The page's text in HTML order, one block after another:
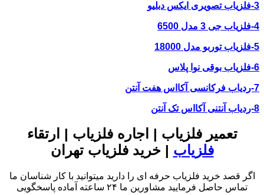
3-فلزیاب تصویری ایکس دبلیو
4-فلزیاب جی 3 مدل 6500
5-فلزیاب توربو مدل 18000
6-فلزیاب بوقی نوا پلاس
7-ردیاب فرکانسی آکااس هفت آنتن
8-ردیاب آنتنی آکااس تک آنتن
تعمیر فلزیاب | اجاره فلزیاب | ارتقاء
فلزیاب | خرید فلزیاب تهران
اگر قصد خرید فلزیاب حرفه ای را دارید میتوانید با کار شناسان ما
تماس حاصل فرمایید مشاورین ما ۲۴ ساعته آماده پاسخگویی